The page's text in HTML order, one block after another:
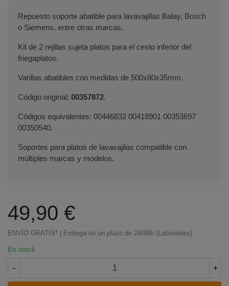
Repuesto soporte abatible para lavavajillas Balay, Bosch
o Siemens, entre otras marcas.
Kit de 2 rejillas sujeta platos para el cesto inferior del
friegaplatos.
Varillas abatibles con medidas de 500x80x35mm.
Código original: 00357872.
Códigos equivalentes: 00446832 00418901 00353697
00350540.
Soportes para platos de lavavajilas compatible con
múltiples marcas y modelos.
49,90 €
ENVÍO GRATIS* | Entrega en un plazo de 24/48h (Laborables)
En stock
- +